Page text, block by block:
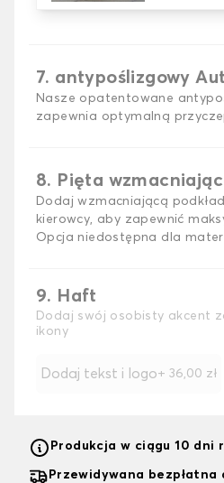
7. antypoślizgowy
Nasze opatentowane
zapewnia optymalną
8. Pięta
Dodaj wzmacniającą
kierowcy, aby zapewnić
Opcja niedostępna dla
9. Haft
Dodaj swój osobisty akcent
ikony
Dodaj tekst i logo+ 36,00 zł
Produkcja w ciągu 10 dni
Przewidywana